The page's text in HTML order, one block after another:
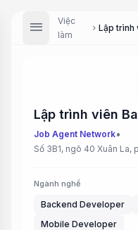
menu
Việc
làm
chevron_right
Job Agent Network•
Ngành nghề
Backend Developer
Mobile Developer